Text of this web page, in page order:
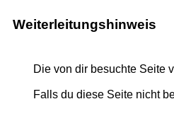
Weiterleitungshinweis
Die von dir besuchte Seite
Falls du diese Seite nicht